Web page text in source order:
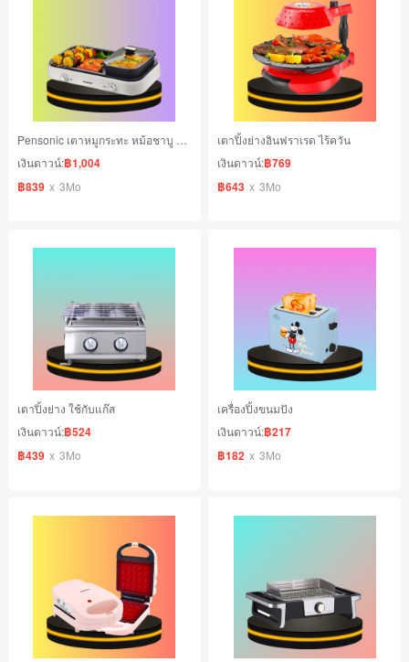
เงินดาวน์:฿1,004
฿839 x 3Mo
เตาปิ้งย่างอินฟราเรด ไร้ควัน
เงินดาวน์:฿769
฿643 x 3Mo
เตาปิ้งย่าง ใช้กับแก๊ส
เงินดาวน์:฿524
฿439 x 3Mo
เครื่องปิ้งขนมปัง
เงินดาวน์:฿217
฿182 x 3Mo